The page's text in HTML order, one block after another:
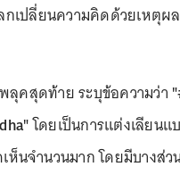
ปลี่ยนความคิดด้วยเหตุผล
คสุดท้าย ระบุข้อความว่า
โดยเป็นการแต่งเลียน
นจำนวนมาก โดยมีบางส่ว